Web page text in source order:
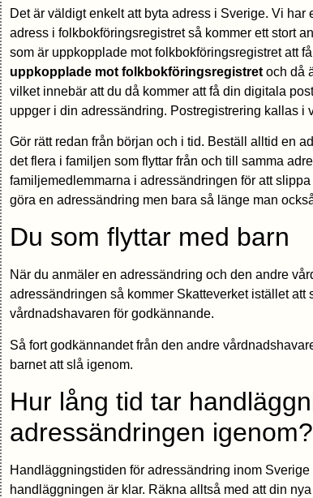
Det är väldigt enkelt att byta adress i Sverige. Vi
adress i folkbokföringsregistret så kommer ett stort
som är uppkopplade mot folkbokföringsregistret att
uppkopplade mot folkbokföringsregistret och då
vilket innebär att du då kommer att få din digitala
uppger i din adressändring. Postregistrering kallas i
Gör rätt redan från början och i tid. Beställ alltid en
det flera i familjen som flyttar från och till samma
familjemedlemmarna i adressändringen för att
göra en adressändring men bara så länge man
Du som flyttar med barn
När du anmäler en adressändring och den andre
adressändringen så kommer Skatteverket istället
vårdnadshavaren för godkännande.
Så fort godkännandet från den andre
barnet att slå igenom.
Hur lång tid tar
adressändringen igenom?
Handläggningstiden för adressändring inom
handläggningen är klar. Räkna alltså med att din